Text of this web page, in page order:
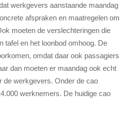
werkgevers aanstaande maandag
afspraken en maatregelen om
moeten de verslechteringen die
tafel en het loonbod omhoog. De
omdat daar ook passagiers
dan moeten er maandag ook echt
de werkgevers.Onder de cao
werknemers. De huidige cao